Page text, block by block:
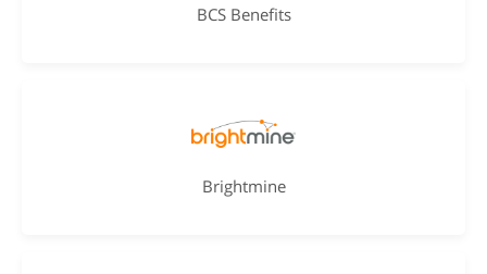
BCS Benefits
Brightmine